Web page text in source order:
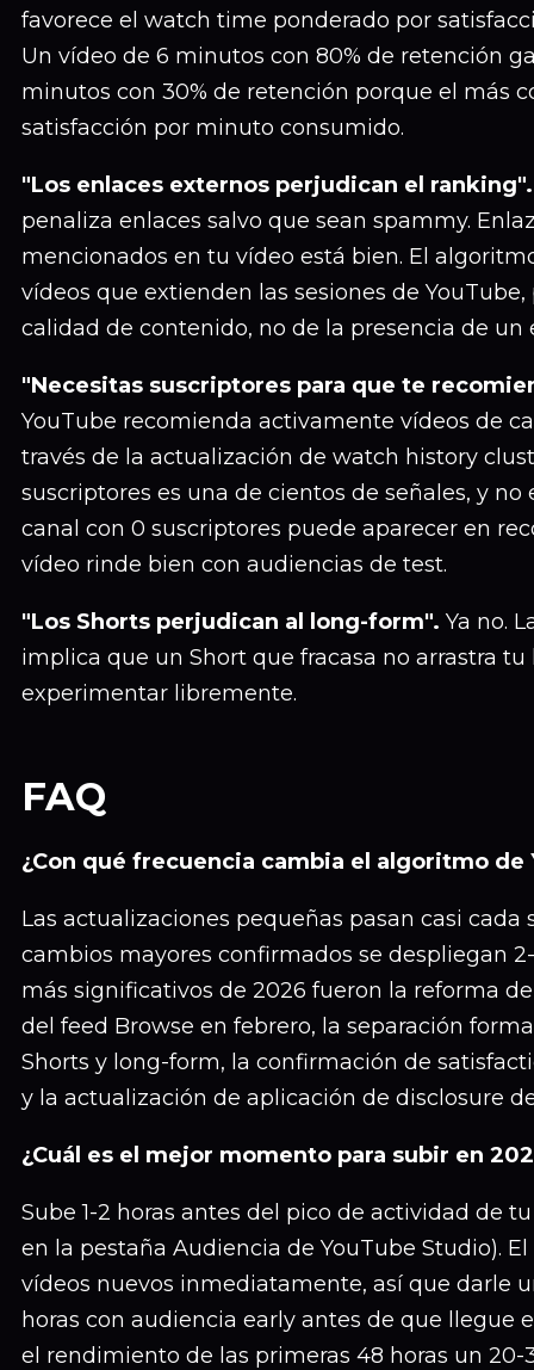
favorece el watch time ponderado por
Un vídeo de 6 minutos con 80% de retención
minutos con 30% de retención porque el más
satisfacción por minuto consumido.
"Los enlaces externos perjudican el ranking".
penaliza enlaces salvo que sean spammy.
mencionados en tu vídeo está bien. El
vídeos que extienden las sesiones de YouTube,
calidad de contenido, no de la presencia de un
"Necesitas suscriptores para que te
YouTube recomienda activamente vídeos de
través de la actualización de watch history
suscriptores es una de cientos de señales, y no
canal con 0 suscriptores puede aparecer en
vídeo rinde bien con audiencias de test.
"Los Shorts perjudican al long-form". Ya no.
implica que un Short que fracasa no arrastra
experimentar libremente.
FAQ
¿Con qué frecuencia cambia el algoritmo de
Las actualizaciones pequeñas pasan casi cada
cambios mayores confirmados se despliegan
más significativos de 2026 fueron la reforma
del feed Browse en febrero, la separación
Shorts y long-form, la confirmación de
y la actualización de aplicación de disclosure
¿Cuál es el mejor momento para subir en
Sube 1-2 horas antes del pico de actividad de
en la pestaña Audiencia de YouTube Studio).
vídeos nuevos inmediatamente, así que darle
horas con audiencia early antes de que llegue
el rendimiento de las primeras 48 horas un 20-